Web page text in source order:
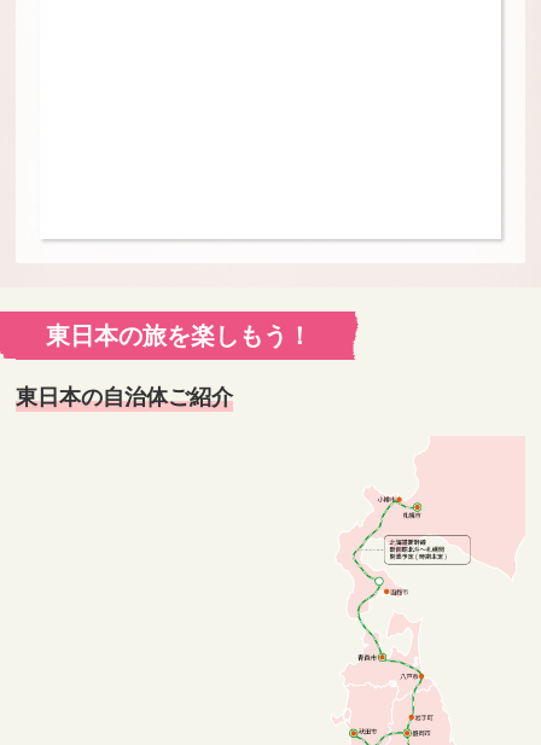
東日本の旅を楽しもう！
東日本の自治体ご紹介